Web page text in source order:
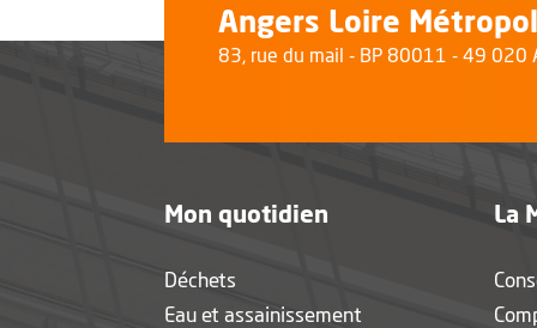
Angers Loire
83, rue du mail - BP 80011 - 49 020
Mon quotidien
Déchets
Eau et assainissement
La